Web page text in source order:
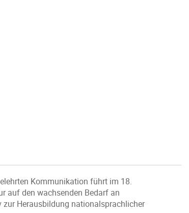
Kommunikation führt im 18.
auf den wachsenden Bedarf an
zur Herausbildung nationalsprachlicher